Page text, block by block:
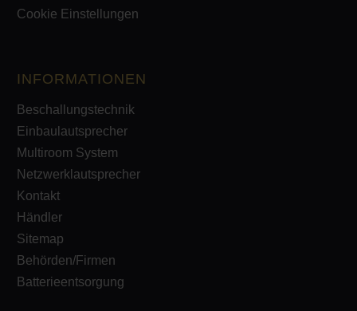
Cookie Einstellungen
INFORMATIONEN
Beschallungstechnik
Einbaulautsprecher
Multiroom System
Netzwerklautsprecher
Kontakt
Händler
Sitemap
Behörden/Firmen
Batterieentsorgung